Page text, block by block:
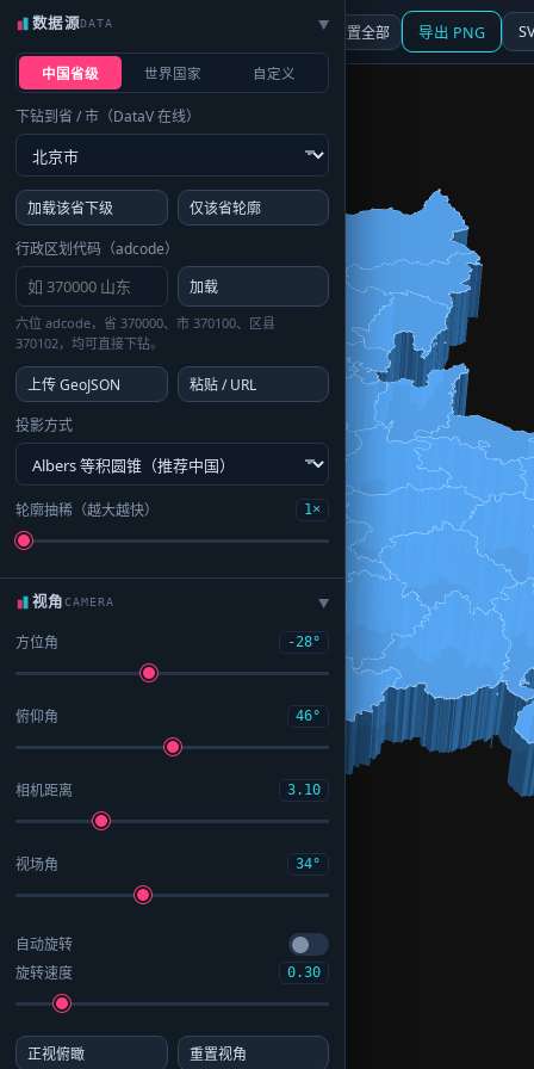
☰ 面板 地图 重置全部 导出 PNG
数据源DATA ▶
中国省级 世界国家 自定义
下钻到省 / 市（DataV 在线）
加载该省下级
仅该省轮廓
行政区划代码（adcode）
加载
六位 adcode，省 370000、市 370100、区县
370102，均可直接下钻。
上传 GeoJSON
粘贴 / URL
投影方式
轮廓抽稀（越大越快） 1×
视角CAMERA ▶
方位角 -28°
俯仰角 46°
相机距离 3.10
视场角 34°
自动旋转
旋转速度
0.30
正视俯瞰 重置视角